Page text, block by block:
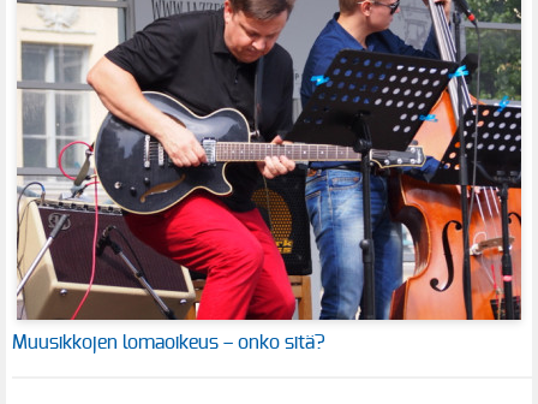
Muusikkojen lomaoikeus – onko sitä?